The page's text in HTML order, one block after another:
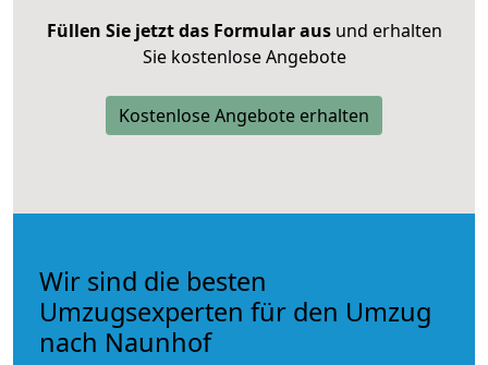
Füllen Sie jetzt das Formular ausund erhalten
Sie kostenlose Angebote
Kostenlose Angebote erhalten
Wir sind die besten
Umzugsexperten für den Umzug
nach Naunhof